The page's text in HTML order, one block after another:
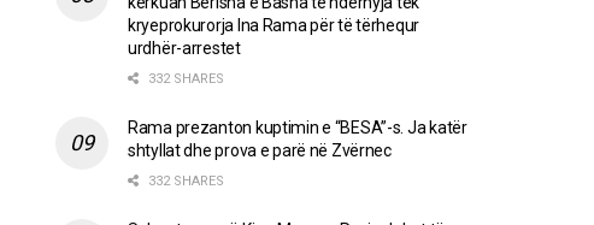
kryeprokurorja Ina Rama për të tërhequr
urdhër-arrestet
332 SHARES
Rama prezanton kuptimin e “BESA”-s. Ja katër
shtyllat dhe prova e parë në Zvërnec
332 SHARES